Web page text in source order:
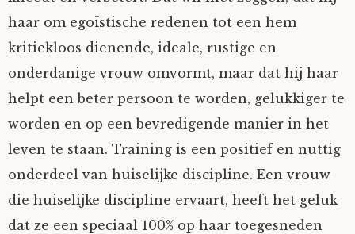
haar om egoïstische redenen tot een hem
kritiekloos dienende, ideale, rustige en
onderdanige vrouw omvormt, maar dat hij haar
helpt een beter persoon te worden, gelukkiger te
worden en op een bevredigende manier in het
leven te staan. Training is een positief en nuttig
onderdeel van huiselijke discipline. Een vrouw
die huiselijke discipline ervaart, heeft het geluk
dat ze een speciaal 100% op haar toegesneden